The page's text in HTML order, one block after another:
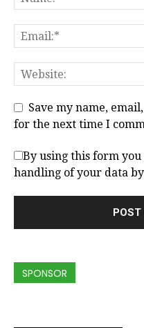
Save my name,
for the next time I
By using this form
handling of your data
SPONSOR